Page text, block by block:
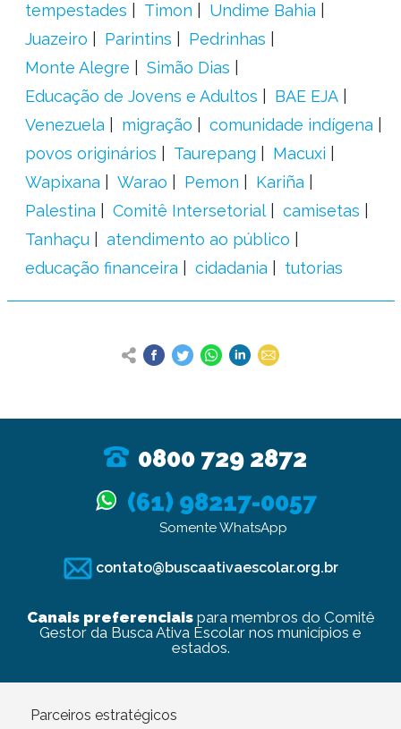
tempestades
Timon
Undime Bahia
Juazeiro
Parintins
Pedrinhas
Monte Alegre
Simão Dias
Educação de Jovens e Adultos
BAE EJA
Venezuela
migração
comunidade indígena
povos originários
Taurepang
Macuxi
Wapixana
Warao Pemon
Kariña
Palestina
Comitê Intersetorial
camisetas
Tanhaçu
atendimento ao público
educação financeira
cidadania tutorias
0800 729 2872
(61) 98217-0057
Somente WhatsApp
contato@buscaativaescolar.org.br
Canais preferenciaispara membros do Comitê
Gestor da Busca Ativa Escolar nos municípios e
estados.
Parceiros estratégicos